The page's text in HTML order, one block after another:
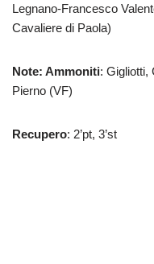
Legnano-Francesco
Cavaliere di Paola)
Note: Ammoniti: Gigliotti,
Pierno (VF)
Recupero: 2’pt, 3’st